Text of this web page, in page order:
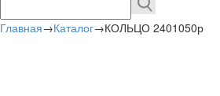
Главная→Каталог→КОЛЬЦО 2401050р